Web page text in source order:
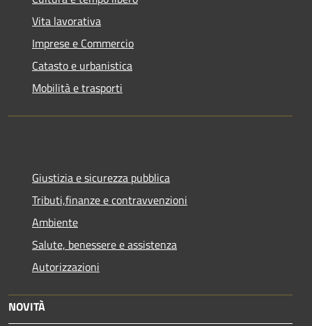
Vita lavorativa
Imprese e Commercio
Catasto e urbanistica
Mobilità e trasporti
Giustizia e sicurezza pubblica
Tributi,finanze e contravvenzioni
Ambiente
Salute, benessere e assistenza
Autorizzazioni
NOVITÀ